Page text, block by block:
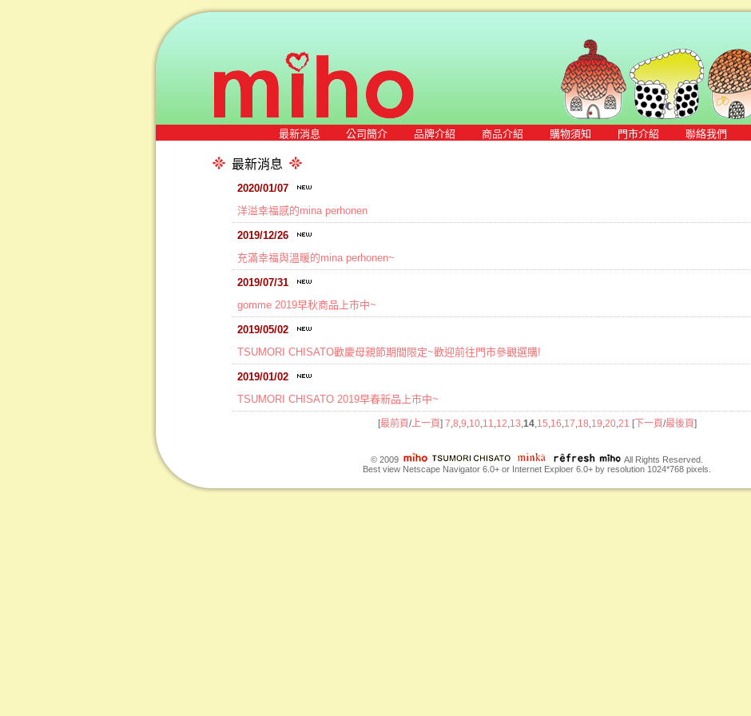
最新消息 公司簡介 品牌介紹 商品介紹 購物須知 門市介紹 聯絡我們
最新消息
2020/01/07
洋溢幸福感的mina perhonen
2019/12/26
充滿幸福與溫暖的mina perhonen~
2019/07/31
gomme 2019早秋商品上市中~
2019/05/02
TSUMORI CHISATO歡慶母親節期間限定~歡迎前往門市參觀選購!
2019/01/02
TSUMORI CHISATO 2019早春新品上市中~
[最前頁/上一頁] 7 8 9 10, 11 12 13 14, 15 16 17 18 19 20, 21 [下一頁/最後頁]
© 2009
All Rights Reserved.
Best view Netscape Navigator 6.0+ or Internet Exploer 6.0+ by resolution 1024*768 pixels.